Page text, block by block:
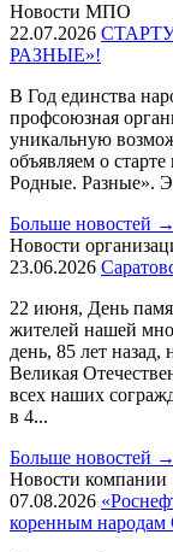
Новости МПО
22.07.2026
РАЗНЫЕ»!
В Год единства
профсоюзная
уникальную
объявляем о
Родные. Разные».
Больше новостей →
Новости
23.06.2026
22 июня, День
жителей нашей
день, 85 лет назад,
Великая
всех наших
в 4...
Больше новостей →
Новости компании
07.08.2026
коренным народам